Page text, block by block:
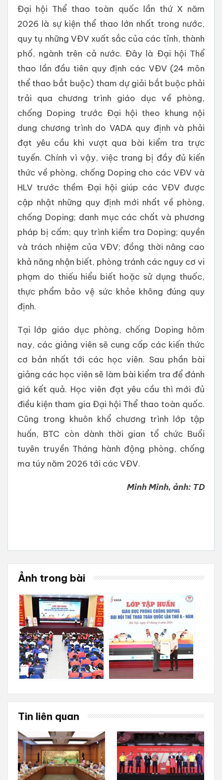
Đại hội Thể thao toàn quốc lần thứ X năm
2026 là sự kiện thể thao lớn nhất trong nước,
quy tụ những VĐV xuất sắc của các tỉnh, thành
phố, ngành trên cả nước. Đây là Đại hội Thể
thao lần đầu tiên quy định các VĐV (24 môn
thể thao bắt buộc) tham dự giải bắt buộc phải
trải qua chương trình giáo dục về phòng,
chống Doping trước Đại hội theo khung nội
dung chương trình do VADA quy định và phải
đạt yêu cầu khi vượt qua bài kiểm tra trực
tuyến. Chính vì vậy, việc trang bị đầy đủ kiến
thức về phòng, chống Doping cho các VĐV và
HLV trước thềm Đại hội giúp các VĐV được
cập nhật những quy định mới nhất về phòng,
chống Doping; danh mục các chất và phương
pháp bị cấm; quy trình kiểm tra Doping; quyền
và trách nhiệm của VĐV; đồng thời nâng cao
khả năng nhận biết, phòng tránh các nguy cơ vi
phạm do thiếu hiểu biết hoặc sử dụng thuốc,
thực phẩm bảo vệ sức khỏe không đúng quy
định.
Tại lớp giáo dục phòng, chống Doping hôm
nay, các giảng viên sẽ cung cấp các kiến thức
cơ bản nhất tới các học viên. Sau phần bài
giảng các học viên sẽ làm bài kiểm tra để đánh
giá kết quả. Học viên đạt yêu cầu thì mới đủ
điều kiện tham gia Đại hội Thể thao toàn quốc.
Cũng trong khuôn khổ chương trình lớp tập
huấn, BTC còn dành thời gian tổ chức Buổi
tuyên truyền Tháng hành động phòng, chống
ma túy năm 2026 tới các VĐV.
Minh Minh, ảnh: TD
Ảnh trong bài
Tin liên quan